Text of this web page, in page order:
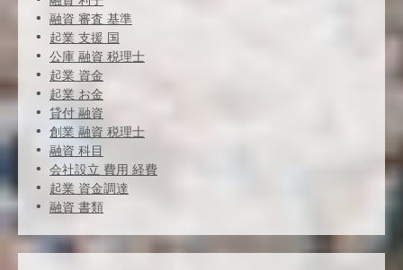
融資 審査 基準
起業 支援 国
公庫 融資 税理士
起業 資金
起業 お金
貸付 融資
創業 融資 税理士
融資 科目
会社設立 費用 経費
起業 資金調達
融資 書類